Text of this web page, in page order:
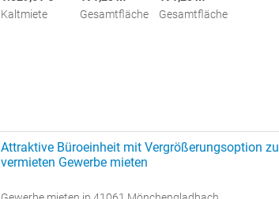
Kaltmiete
Gesamtfläche
Gesamtfläche
Attraktive Büroeinheit mit Vergrößerungsoption zu
vermieten Gewerbe mieten